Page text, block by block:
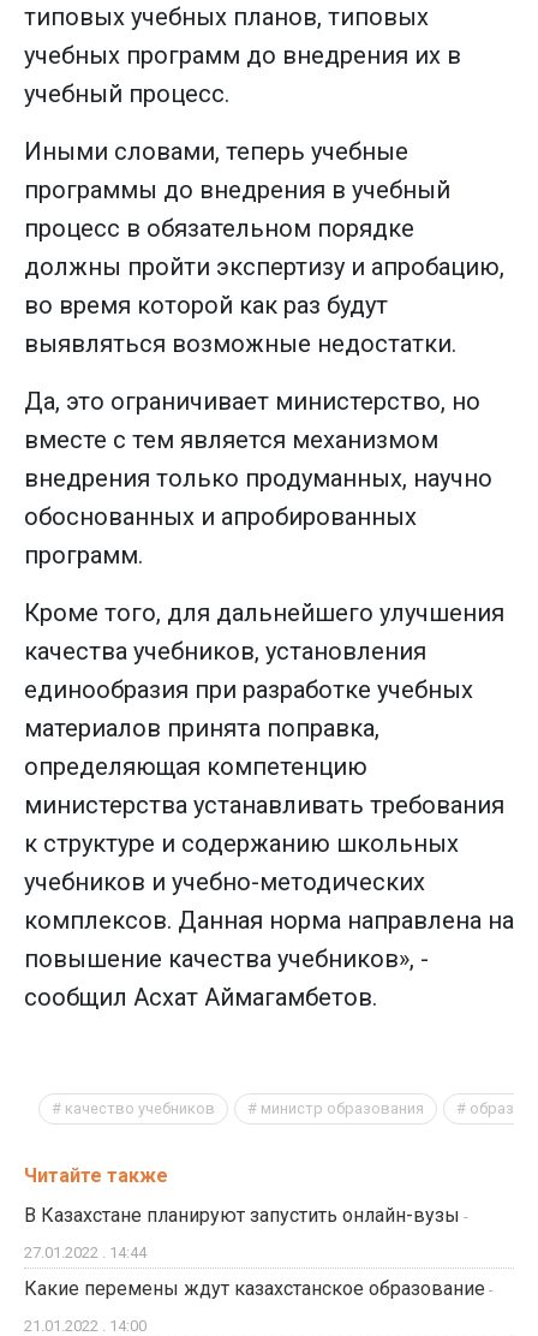
типовых учебных планов, типовых
учебных программ до внедрения их в
учебный процесс.
Иными словами, теперь учебные
программы до внедрения в учебный
процесс в обязательном порядке
должны пройти экспертизу и апробацию,
во время которой как раз будут
выявляться возможные недостатки.
Да, это ограничивает министерство, но
вместе с тем является механизмом
внедрения только продуманных, научно
обоснованных и апробированных
программ.
Кроме того, для дальнейшего улучшения
качества учебников, установления
единообразия при разработке учебных
материалов принята поправка,
определяющая компетенцию
министерства устанавливать требования
к структуре и содержанию школьных
учебников и учебно-методических
комплексов. Данная норма направлена на
повышение качества учебников», -
сообщил Асхат Аймагамбетов.
качество учебников министр образования
Читайте также
В Казахстане планируют запустить онлайн-вузы -
27.01.2022 . 14:44
Какие перемены ждут казахстанское образование -
21.01.2022 . 14:00